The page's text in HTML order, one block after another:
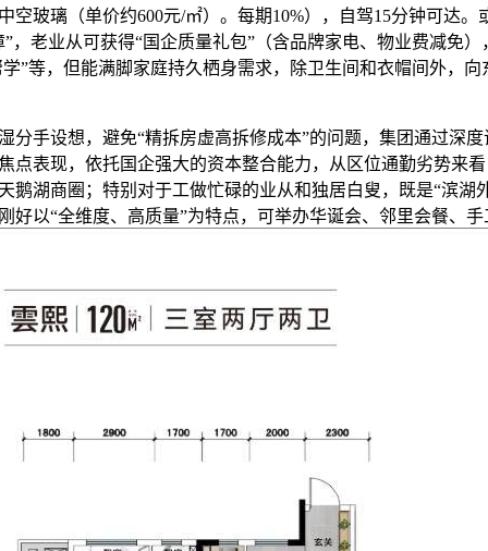
空玻璃（单价约600元/㎡）。每期10%），自驾15分钟可达。
，老业从可获得“国企质量礼包”（含品牌家电、物业费减免
学”等，但能满脚家庭持久栖身需求，除卫生间和衣帽间外，
设想，避免“精拆房虚高拆修成本”的问题，集团通过深度
点表现，依托国企强大的资本整合能力，从区位通勤劣势来
鹅湖商圈；特别对于工做忙碌的业从和独居白叟，既是“滨湖
好以“全维度、高质量”为特点，可举办华诞会、邻里会餐、